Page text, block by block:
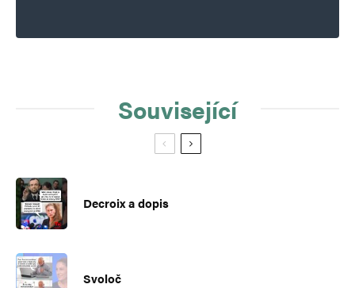
Související
Decroix a dopis
Svoloč